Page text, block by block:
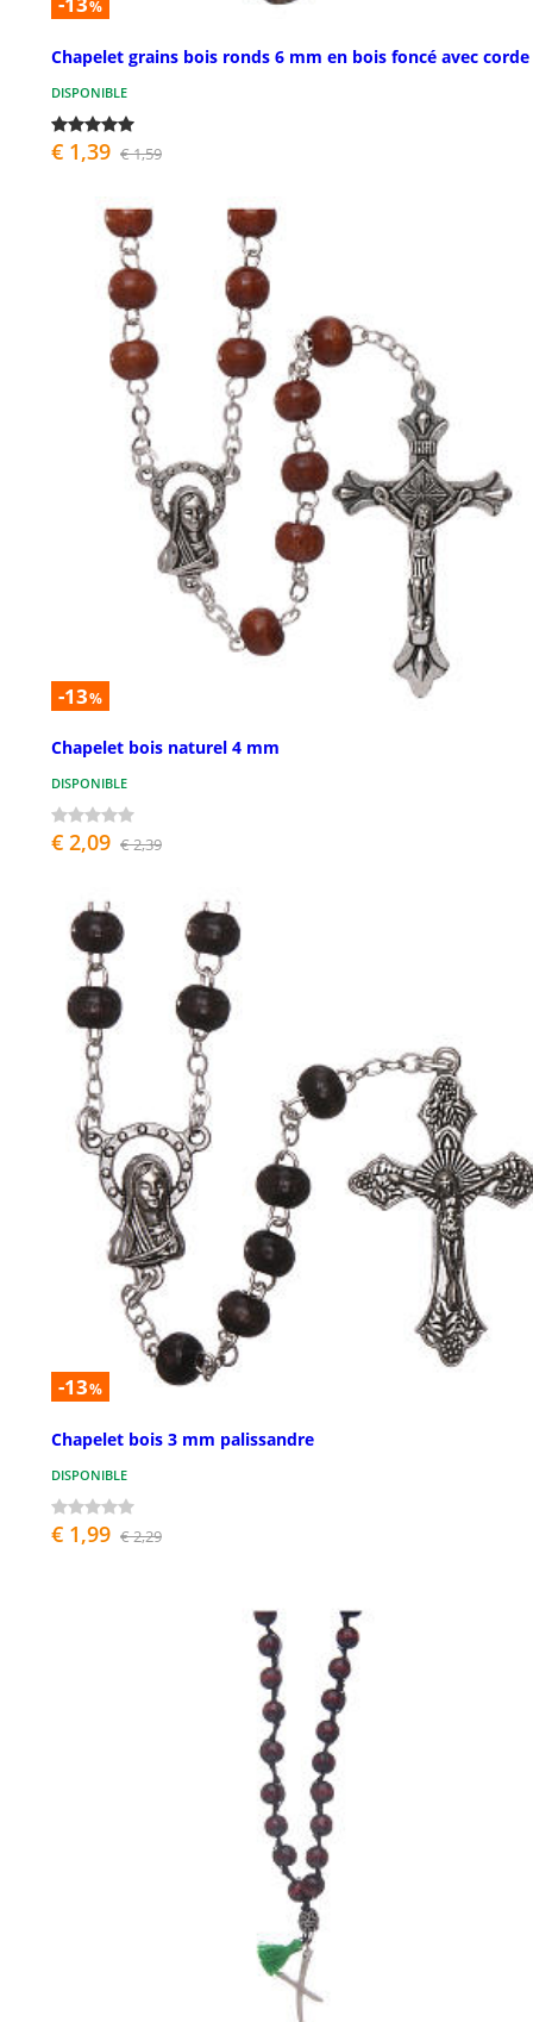
%
Chapelet grains bois ronds 6 mm en bois foncé avec corde
DISPONIBLE
€ 1,39 € 1,59
-13%
Chapelet bois naturel 4 mm
DISPONIBLE
€ 2,09 € 2,39
-13%
Chapelet bois 3 mm palissandre
DISPONIBLE
€ 1,99 € 2,29